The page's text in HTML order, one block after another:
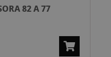
82 A 77